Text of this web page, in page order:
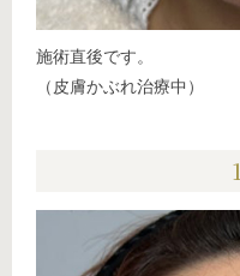
施術直後です。
（皮膚かぶれ治療中）